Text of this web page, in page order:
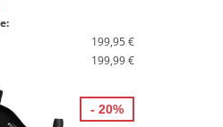
199,95 €
199,99 €
- 20%